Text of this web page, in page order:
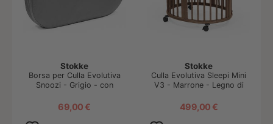
Stokke
Borsa per Culla Evolutiva
Snoozi - Grigio - con
69,00 €
Stokke
Culla Evolutiva Sleepi Mini
V3 - Marrone - Legno di
499,00 €